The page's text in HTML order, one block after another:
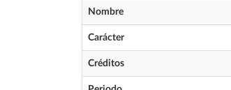
Nombre
Carácter
Créditos